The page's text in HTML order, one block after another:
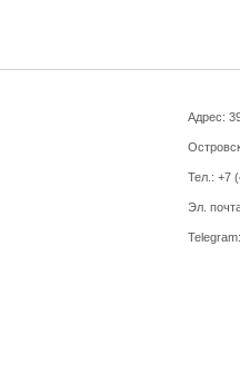
Адрес:
Тел.: +7
Эл.